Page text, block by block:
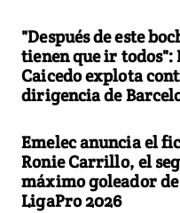
"Después de este
tienen que ir todos":
Caicedo explota
dirigencia de
Emelec anuncia el
Ronie Carrillo, el
máximo goleador
LigaPro 2026